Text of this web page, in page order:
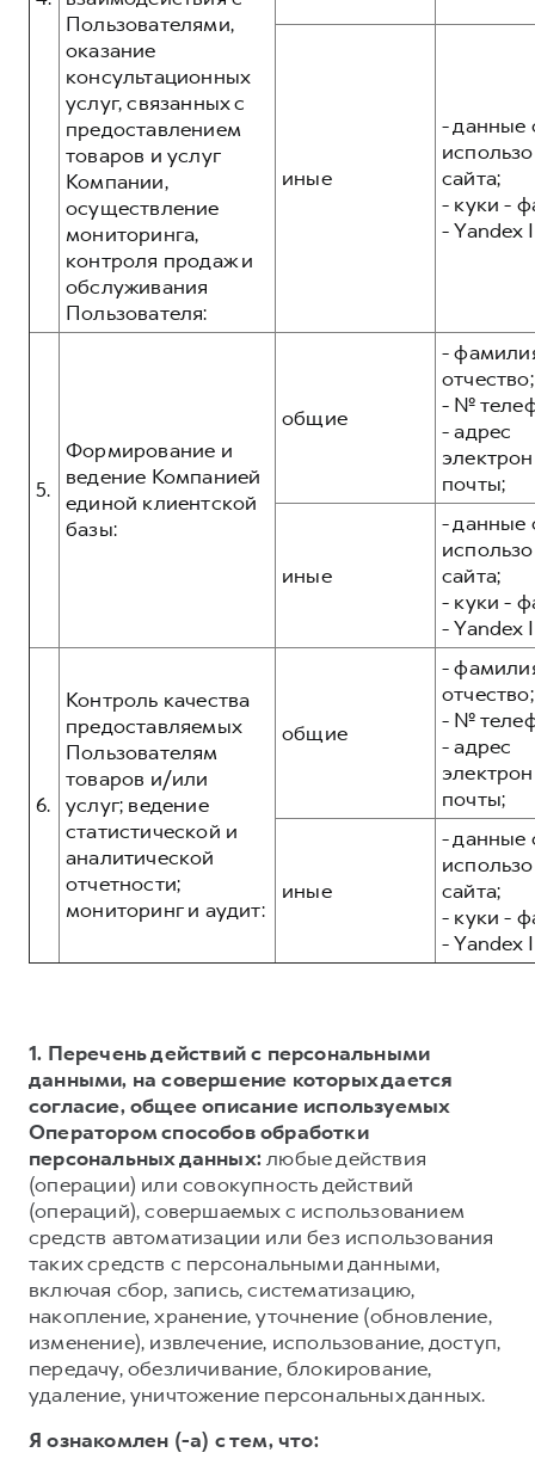
Пользователями,
оказание
консультационных
услуг, связанных с
предоставлением
товаров и услуг
Компании,
осуществление
мониторинга,
контроля продаж и
обслуживания
Пользователя:
иные
- данные
сайта;
- куки -
- Yandex
5.
Формирование и
ведение Компанией
единой клиентской
базы:
общие
-
отчество;
- №
- адрес
почты;
иные
- данные
сайта;
- куки -
- Yandex
6.
Контроль качества
предоставляемых
Пользователям
товаров и/или
услуг; ведение
статистической и
аналитической
отчетности;
мониторинг и аудит:
общие
-
отчество;
- №
- адрес
почты;
иные
- данные
сайта;
- куки -
- Yandex
1. Перечень действий с персональными
данными, на совершение которых дается
согласие, общее описание используемых
Оператором способов обработки
персональных данных:любые действия
(операции) или совокупность действий
(операций), совершаемых с использованием
средств автоматизации или без использования
таких средств с персональными данными,
включая сбор, запись, систематизацию,
накопление, хранение, уточнение (обновление,
изменение), извлечение, использование, доступ,
передачу, обезличивание, блокирование,
удаление, уничтожение персональных данных.
Я ознакомлен (-а) с тем, что: